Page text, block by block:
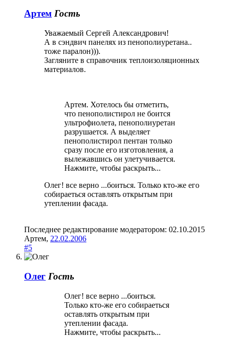
Артем Гость
Уважаемый Сергей Александрович!
А в сэндвич панелях из пенополиуретана..
тоже паралон))).
Загляните в справочник теплоизоляционных
материалов.
Артем. Хотелось бы отметить,
что пенополистирол не боится
ультрофиолета, пенополиуретан
разрушается. А выделяет
пенополистирол пентан только
сразу после его изготовления, а
вылежавшись он улетучивается.
Нажмите, чтобы раскрыть...
Олег! все верно ...боиться. Только кто-же его
собираеться оставлять открытым при
утеплении фасада.
Последнее редактирование модератором: 02.10.2015
Артем, 22.02.2006
#5
Олег Гость
Олег! все верно ...боиться.
Только кто-же его собираеться
оставлять открытым при
утеплении фасада.
Нажмите, чтобы раскрыть...